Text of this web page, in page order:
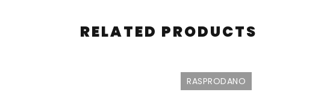
RELATED PRODUCTS
RASPRODANO